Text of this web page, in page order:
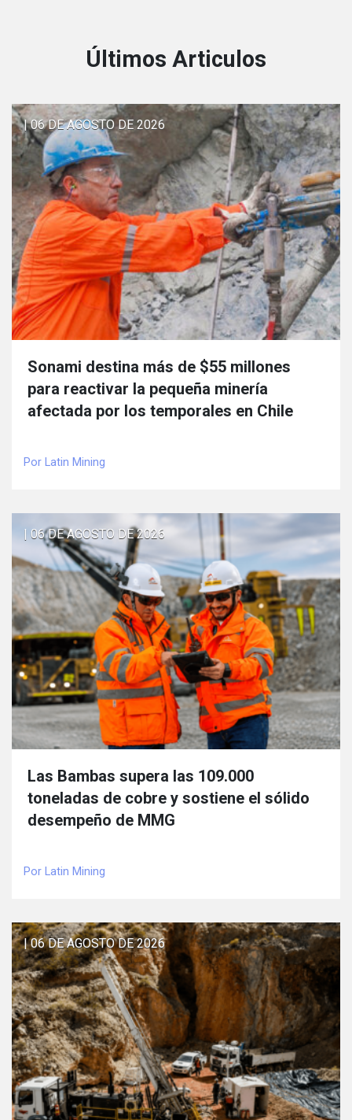
Últimos Articulos
| 06 DE AGOSTO DE 2026
Sonami destina más de $55 millones
para reactivar la pequeña minería
afectada por los temporales en Chile
Por Latin Mining
| 06 DE AGOSTO DE 2026
Las Bambas supera las 109.000
toneladas de cobre y sostiene el sólido
desempeño de MMG
Por Latin Mining
| 06 DE AGOSTO DE 2026